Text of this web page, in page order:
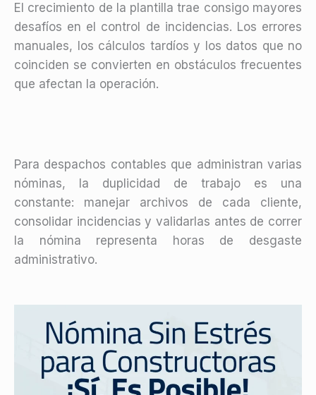
El crecimiento de la plantilla trae consigo mayores
desafíos en el control de incidencias. Los errores
manuales, los cálculos tardíos y los datos que no
coinciden se convierten en obstáculos frecuentes
que afectan la operación.
Para despachos contables que administran varias
nóminas, la duplicidad de trabajo es una
constante: manejar archivos de cada cliente,
consolidar incidencias y validarlas antes de correr
la nómina representa horas de desgaste
administrativo.